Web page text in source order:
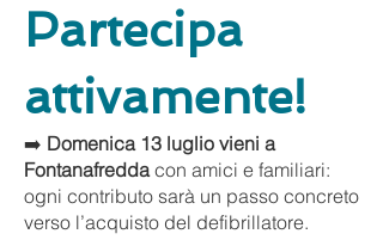
Partecipa
attivamente!
➡️ Domenica 13 luglio vieni a
Fontanafreddacon amici e familiari:
ogni contributo sarà un passo concreto
verso l’acquisto del defibrillatore.